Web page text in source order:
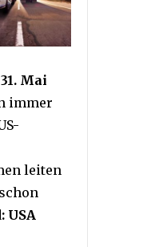
Mai
immer
leiten
USA